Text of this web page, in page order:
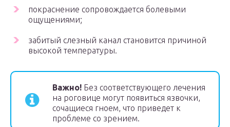
покраснение сопровождается болевыми
ощущениями;
забитый слезный канал становится причиной
высокой температуры.
Важно! Без соответствующего лечения
на роговице могут появиться язвочки,
сочащиеся гноем, что приведет к
проблеме со зрением.